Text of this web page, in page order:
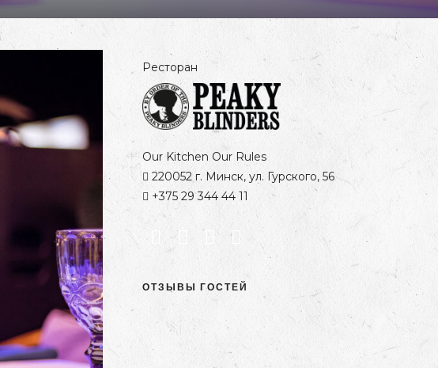
Ресторан
Our Kitchen Our Rules
220052 г. Минск, ул. Гурского, 56
+375 29 344 44 11
ОТЗЫВЫ ГОСТЕЙ